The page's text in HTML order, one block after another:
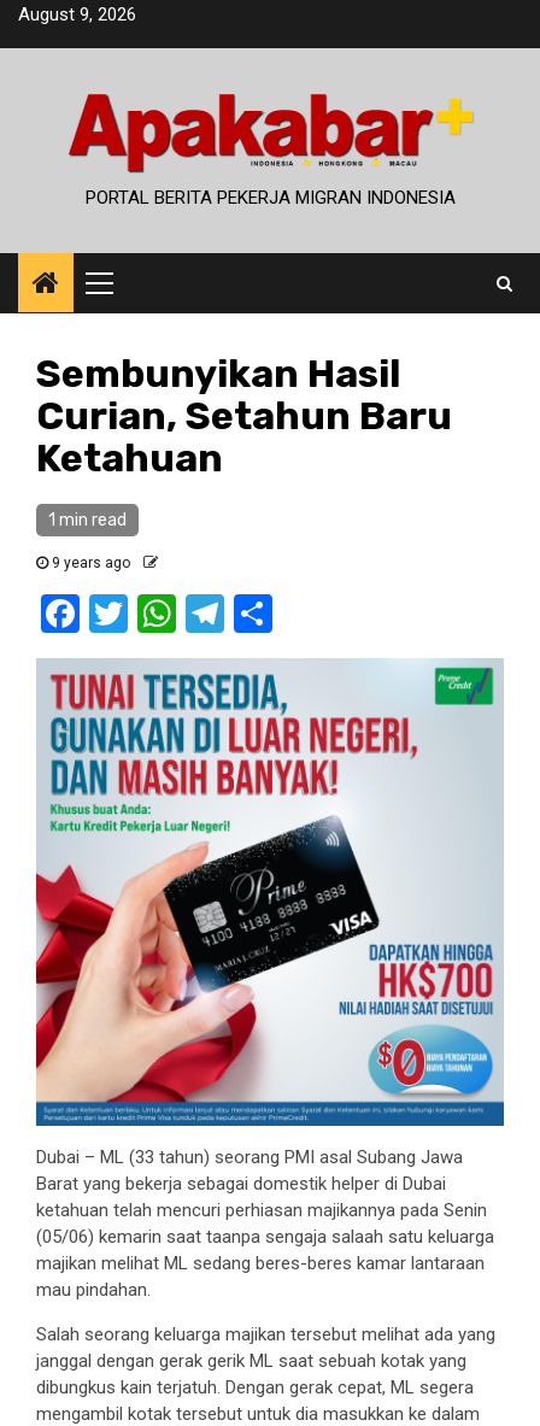
SkipAugust 9, 2026
PORTAL BERITA PEKERJA MIGRAN INDONESIA
Primary
Menu
Sembunyikan Hasil
Curian, Setahun Baru
Ketahuan
1 min read
9 years ago
Facebook
Twitter
WhatsApp
Telegram
Dubai – ML (33 tahun) seorang PMI asal Subang Jawa
Barat yang bekerja sebagai domestik helper di Dubai
ketahuan telah mencuri perhiasan majikannya pada Senin
(05/06) kemarin saat taanpa sengaja salaah satu keluarga
majikan melihat ML sedang beres-beres kamar lantaraan
mau pindahan.
Salah seorang keluarga majikan tersebut melihat ada yang
janggal dengan gerak gerik ML saat sebuah kotak yang
dibungkus kain terjatuh. Dengan gerak cepat, ML segera
mengambil kotak tersebut untuk dia masukkan ke dalam